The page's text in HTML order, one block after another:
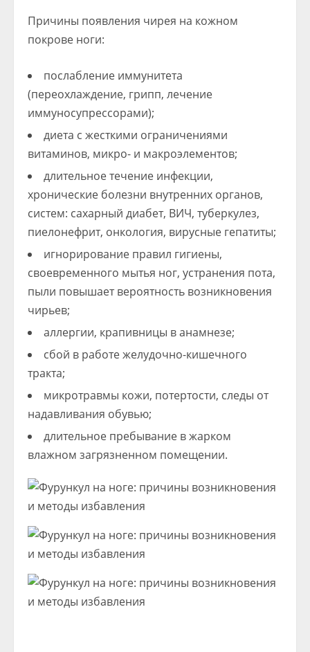
Причины появления чирея на кожном
покрове ноги:
послабление иммунитета
(переохлаждение, грипп, лечение
иммуносупрессорами);
диета с жесткими ограничениями
витаминов, микро- и макроэлементов;
длительное течение инфекции,
хронические болезни внутренних органов,
систем: сахарный диабет, ВИЧ, туберкулез,
пиелонефрит, онкология, вирусные гепатиты;
игнорирование правил гигиены,
своевременного мытья ног, устранения пота,
пыли повышает вероятность возникновения
чирьев;
аллергии, крапивницы в анамнезе;
сбой в работе желудочно-кишечного
тракта;
микротравмы кожи, потертости, следы от
надавливания обувью;
длительное пребывание в жарком
влажном загрязненном помещении.